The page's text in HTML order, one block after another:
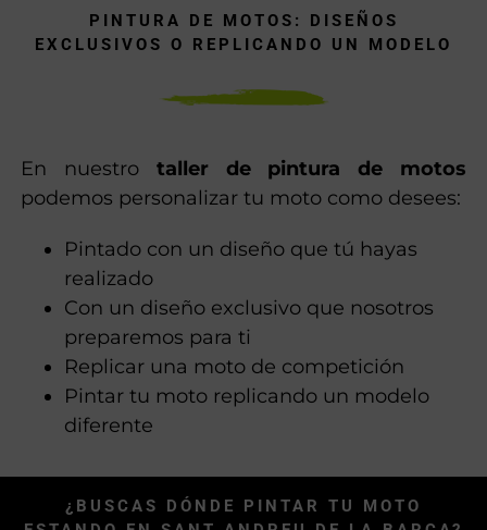
que podemos ofrecerte los colores más
llamativos del mercado.
PINTURA DE MOTOS: DISEÑOS
En nuestrotaller de pintura de motos
podemos personalizar tu moto como desees:
Pintado con un diseño que tú hayas
realizado
Con un diseño exclusivo que nosotros
preparemos para ti
Replicar una moto de competición
diferente